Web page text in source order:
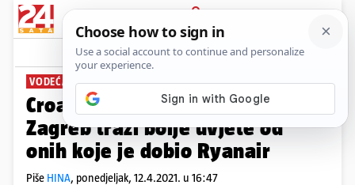
PRIJAVA
News Komentari
VODEĆA HRVATSKA AVIOKOMPANIJA
Croatia Airlines od Zračne luke
Zagreb traži bolje uvjete od
onih koje je dobio Ryanair
Piše HINA, ponedjeljak, 12.4.2021. u 16:47